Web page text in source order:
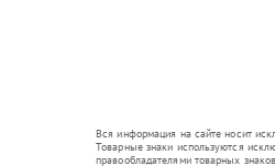
Вся информация на сайте носит
Товарные знаки используются
правообладателями товарных